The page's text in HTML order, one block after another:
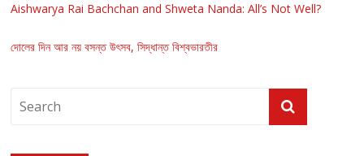
Aishwarya Rai Bachchan and Shweta Nanda: All’s Not Well?
দোলের দিন আর নয় বসন্ত উৎসব, সিদ্ধান্ত বিশ্বভারতীর